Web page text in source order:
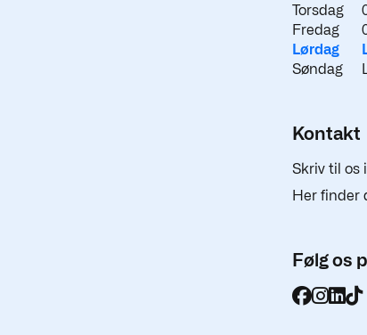
Torsdag
Fredag
Lørdag
Søndag
Kontakt
Skriv til os
Her finder
Følg os